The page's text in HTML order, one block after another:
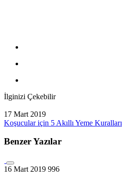
İlginizi Çekebilir
17 Mart 2019
Koşucular için 5 Akıllı Yeme Kuralları
Benzer Yazılar
16 Mart 2019 996